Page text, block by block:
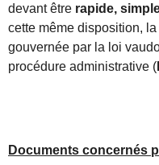
devant être rapide,
cette même disposition, la
gouvernée par la loi
procédure administrative (
Documents concernés